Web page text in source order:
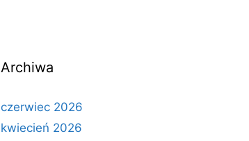
Archiwa
czerwiec 2026
kwiecień 2026